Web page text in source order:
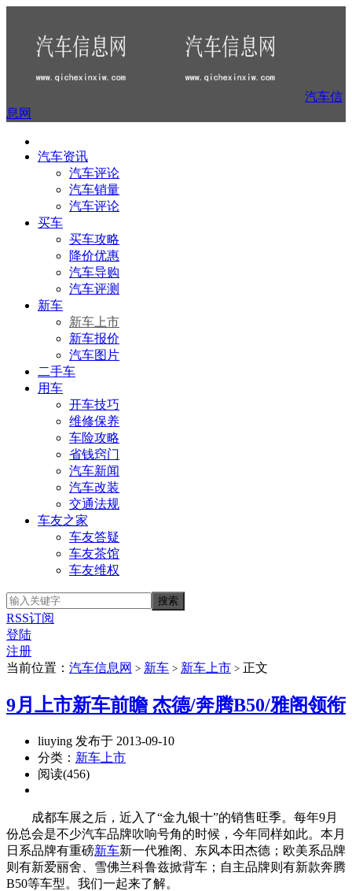
汽车信
息网
汽车资讯
汽车评论
汽车销量
汽车评论
买车
买车攻略
降价优惠
汽车导购
汽车评测
新车
新车上市
新车报价
汽车图片
二手车
用车
开车技巧
维修保养
车险攻略
省钱窍门
汽车新闻
汽车改装
交通法规
车友之家
车友答疑
车友茶馆
车友维权
RSS订阅
登陆
注册
当前位置： 汽车信息网 > 新车 > 新车上市 > 正文
9月上市新车前瞻 杰德/奔腾B50/雅阁领衔
liuying 发布于 2013-09-10
分类： 新车上市
阅读(456)
成都车展之后，近入了“金九银十”的销售旺季。每年9月
份总会是不少汽车品牌吹响号角的时候，今年同样如此。本月
日系品牌有重磅新车新一代雅阁、东风本田杰德；欧美系品牌
则有新爱丽舍、雪佛兰科鲁兹掀背车；自主品牌则有新款奔腾
B50等车型。我们一起来了解。